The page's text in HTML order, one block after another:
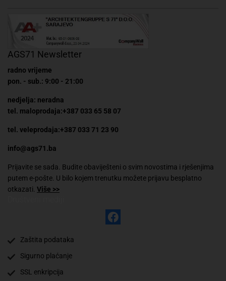
AGS71 Newsletter
radno vrijeme
pon. - sub.: 9:00 - 21:00
nedjelja: neradna
tel. maloprodaja:+387 033 65 58 07
tel. veleprodaja:+387 033 71 23 90
info@ags71.ba
Prijavite se sada. Budite obaviješteni o svim novostima i rješenjima
putem e-pošte. U bilo kojem trenutku možete prijavu besplatno
otkazati. Više >>
Zaštita podataka
Sigurno plaćanje
SSL enkripcija